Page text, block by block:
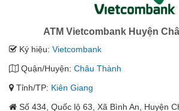
ATM Vietcombank Huyện
Ký hiệu: Vietcombank
Quận/Huyện: Châu Thành
Tỉnh/TP: Kiên Giang
Số 434, Quốc lộ 63, Xã Bình An, Huyện